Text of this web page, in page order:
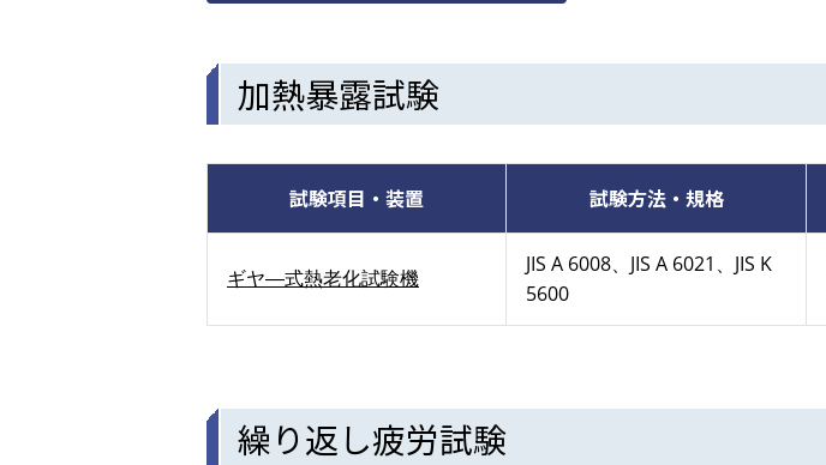
加熱暴露試験
試験項目・装置 試験方法・規格
ギヤ―式熱老化試験機
JIS A 6008、JIS A 6021、JIS K
5600
繰り返し疲労試験